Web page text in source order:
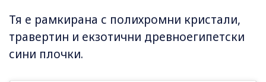
Тя е рамкирана с полихромни кристали,
травертин и екзотични древноегипетски
сини плочки.